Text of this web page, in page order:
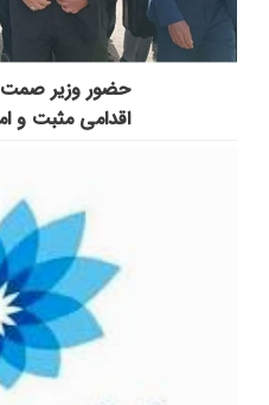
حضور وزیر صمت
اقدامی مثبت و